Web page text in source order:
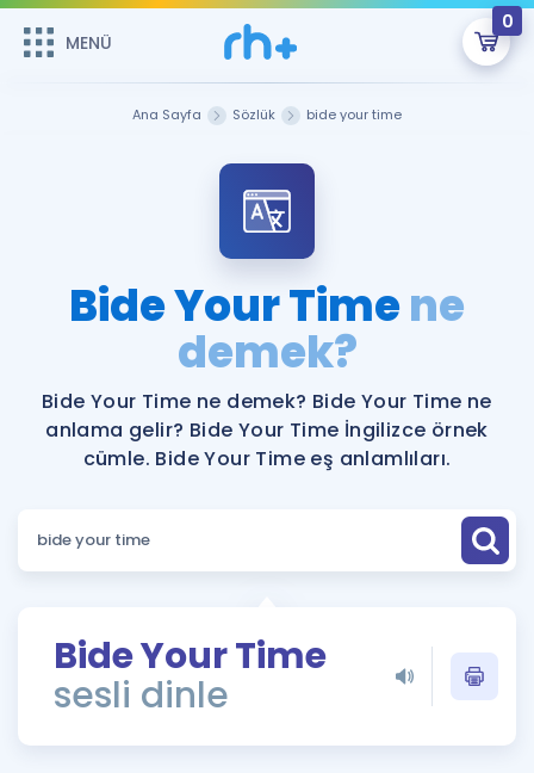
MENÜ
0
Şifremi Hatırlamıyorum
Sepetin Şu An Boş.
Remzi Hoca ile seni sınava hazırlayacak onlarca eğitim seni
bekliyor!
MENÜ
Katılımcı Görüşleri
Faydalı Araçlar
Ücretsiz Kaynaklar
Puan Hesaplama
ÖSYM Sınav Takvimi
Kampanyalar
İngilizce Gramer
Ana Sayfa Sözlük bide your time
Bide Your Timene
demek?
Bide Your Time ne demek? Bide Your Time ne
anlama gelir? Bide Your Time İngilizce örnek
cümle. Bide Your Time eş anlamlıları.
Bide Your Time
sesli dinle